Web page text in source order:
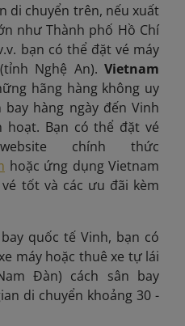
di chuyển trên, nếu xuất
như Thành phố Hồ Chí
bạn có thể đặt vé máy
Nghệ An). Vietnam
hãng hàng không uy
hàng ngày đến Vinh
hoạt. Bạn có thể đặt vé
chính thức
hoặc ứng dụng Vietnam
tốt và các ưu đãi kèm
quốc tế Vinh, bạn có
máy hoặc thuê xe tự lái
Đàn) cách sân bay
di chuyển khoảng 30 -